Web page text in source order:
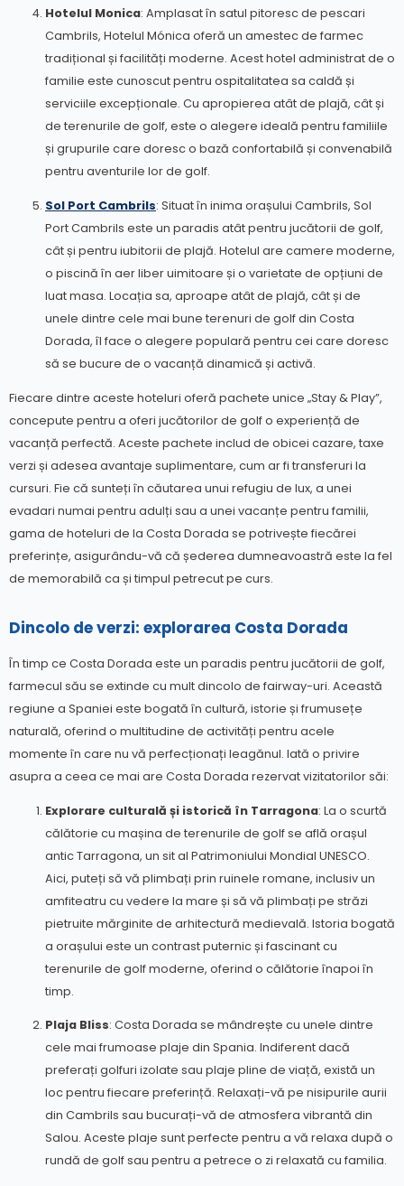
Hotelul Monica: Amplasat în satul pitoresc de pescari
Cambrils, Hotelul Mónica oferă un amestec de farmec
tradițional și facilități moderne. Acest hotel administrat de o
familie este cunoscut pentru ospitalitatea sa caldă și
serviciile excepționale. Cu apropierea atât de plajă, cât și
de terenurile de golf, este o alegere ideală pentru familiile
și grupurile care doresc o bază confortabilă și convenabilă
pentru aventurile lor de golf.
Sol Port Cambrils: Situat în inima orașului Cambrils, Sol
Port Cambrils este un paradis atât pentru jucătorii de golf,
cât și pentru iubitorii de plajă. Hotelul are camere moderne,
o piscină în aer liber uimitoare și o varietate de opțiuni de
luat masa. Locația sa, aproape atât de plajă, cât și de
unele dintre cele mai bune terenuri de golf din Costa
Dorada, îl face o alegere populară pentru cei care doresc
să se bucure de o vacanță dinamică și activă.
Fiecare dintre aceste hoteluri oferă pachete unice „Stay & Play”,
concepute pentru a oferi jucătorilor de golf o experiență de
vacanță perfectă. Aceste pachete includ de obicei cazare, taxe
verzi și adesea avantaje suplimentare, cum ar fi transferuri la
cursuri. Fie că sunteți în căutarea unui refugiu de lux, a unei
evadari numai pentru adulți sau a unei vacanțe pentru familii,
gama de hoteluri de la Costa Dorada se potrivește fiecărei
preferințe, asigurându-vă că șederea dumneavoastră este la fel
de memorabilă ca și timpul petrecut pe curs.
Dincolo de verzi: explorarea Costa Dorada
În timp ce Costa Dorada este un paradis pentru jucătorii de golf,
farmecul său se extinde cu mult dincolo de fairway-uri. Această
regiune a Spaniei este bogată în cultură, istorie și frumusețe
naturală, oferind o multitudine de activități pentru acele
momente în care nu vă perfecționați leagănul. Iată o privire
asupra a ceea ce mai are Costa Dorada rezervat vizitatorilor săi:
Explorare culturală și istorică în Tarragona: La o scurtă
călătorie cu mașina de terenurile de golf se află orașul
antic Tarragona, un sit al Patrimoniului Mondial UNESCO.
Aici, puteți să vă plimbați prin ruinele romane, inclusiv un
amfiteatru cu vedere la mare și să vă plimbați pe străzi
pietruite mărginite de arhitectură medievală. Istoria bogată
a orașului este un contrast puternic și fascinant cu
terenurile de golf moderne, oferind o călătorie înapoi în
timp.
Plaja Bliss: Costa Dorada se mândrește cu unele dintre
cele mai frumoase plaje din Spania. Indiferent dacă
preferați golfuri izolate sau plaje pline de viață, există un
loc pentru fiecare preferință. Relaxați-vă pe nisipurile aurii
din Cambrils sau bucurați-vă de atmosfera vibrantă din
Salou. Aceste plaje sunt perfecte pentru a vă relaxa după o
rundă de golf sau pentru a petrece o zi relaxată cu familia.